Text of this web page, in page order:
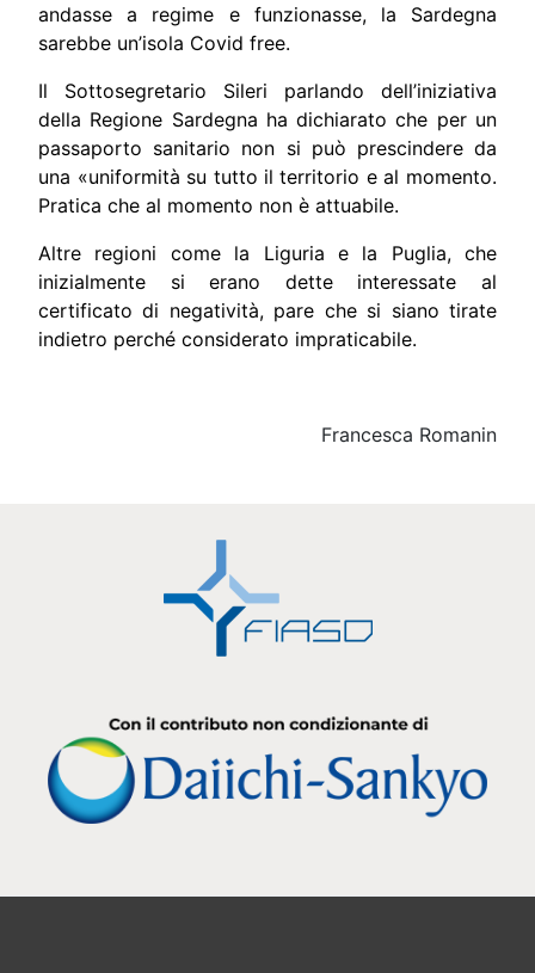
andasse a regime e funzionasse, la Sardegna
sarebbe un’isola Covid free.
Il Sottosegretario Sileri parlando dell’iniziativa
della Regione Sardegna ha dichiarato che per un
passaporto sanitario non si può prescindere da
una «uniformità su tutto il territorio e al momento.
Pratica che al momento non è attuabile.
Altre regioni come la Liguria e la Puglia, che
inizialmente si erano dette interessate al
certificato di negatività, pare che si siano tirate
indietro perché considerato impraticabile.
Francesca Romanin